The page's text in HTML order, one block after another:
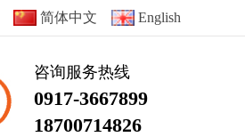
简体中文 English
咨询服务热线
0917-3667899
18700714826